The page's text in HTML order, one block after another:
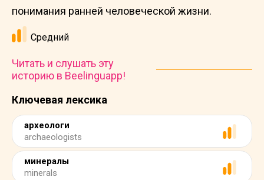
Ключевая лексика
археологи
archaeologists
минералы
minerals
понимания ранней человеческой жизни.
Средний
Читать и слушать эту
историю в Beelinguapp!